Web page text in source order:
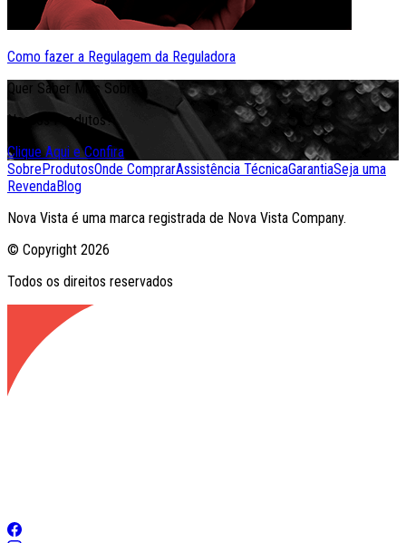
Como fazer a Regulagem da Reguladora
Quer Saber Mais Sobre
Nossos Produtos?
Clique Aqui e Confira
Sobre ProdutosOnde ComprarAssistência TécnicaGarantiaSeja uma
RevendaBlog
Nova Vista é uma marca registrada de Nova Vista Company.
© Copyright 2026
Todos os direitos reservados